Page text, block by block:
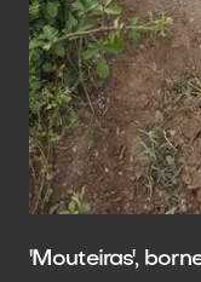
'Mouteiras',